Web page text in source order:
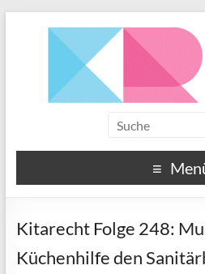
Kitarecht Folge 248:
Küchenhilfe den